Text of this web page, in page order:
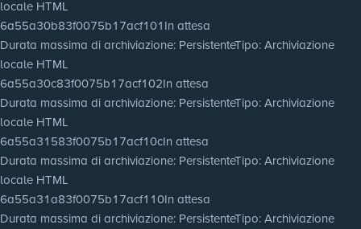
locale HTML
6a55a30b83f0075b17acf101In attesa
Durata massima di archiviazione: PersistenteTipo: Archiviazione
locale HTML
6a55a30c83f0075b17acf102In attesa
Durata massima di archiviazione: PersistenteTipo: Archiviazione
locale HTML
6a55a31583f0075b17acf10cIn attesa
Durata massima di archiviazione: PersistenteTipo: Archiviazione
locale HTML
6a55a31a83f0075b17acf110In attesa
Durata massima di archiviazione: PersistenteTipo: Archiviazione